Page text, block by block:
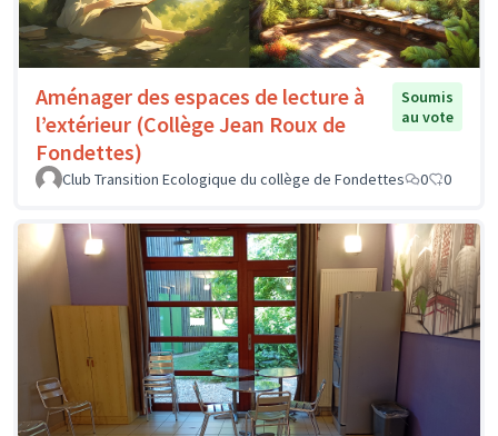
Aménager des espaces de lecture à
l’extérieur (Collège Jean Roux de
Fondettes)
Soumis
au vote
Club Transition Ecologique du collège de Fondettes 0 0